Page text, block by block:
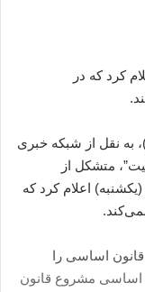
کرد که در
به نقل از شبکه خبری
متشکل از
اعلام کرد که
اساسی را
اساسی مشروع قانون